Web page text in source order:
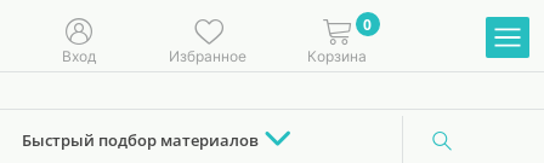
Вход Избранное
0
Корзина
Быстрый подбор материалов